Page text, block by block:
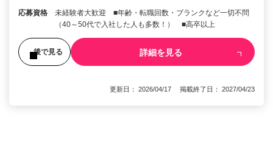
応募資格
未経験者大歓迎 ■年齢・転職回数・ブランクなど一切不問
（40～50代で入社した人も多数！） ■高卒以上
後で見る 詳細を見る
更新日： 2026/04/17 掲載終了日： 2027/04/23